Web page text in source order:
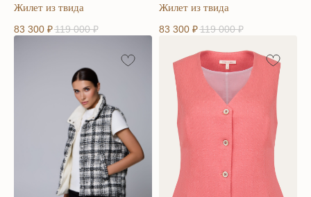
Жилет из твида
83 300 ₽119 000 ₽
Жилет из твида
83 300 ₽119 000 ₽